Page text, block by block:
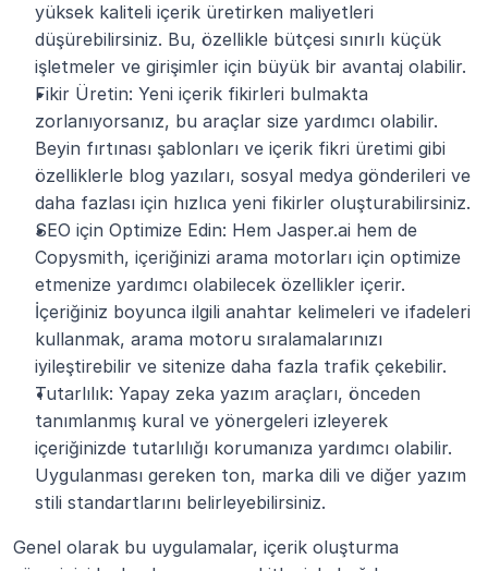
yüksek kaliteli içerik üretirken maliyetleri
düşürebilirsiniz. Bu, özellikle bütçesi sınırlı küçük
işletmeler ve girişimler için büyük bir avantaj olabilir.
Fikir Üretin: Yeni içerik fikirleri bulmakta
zorlanıyorsanız, bu araçlar size yardımcı olabilir.
Beyin fırtınası şablonları ve içerik fikri üretimi gibi
özelliklerle blog yazıları, sosyal medya gönderileri ve
daha fazlası için hızlıca yeni fikirler oluşturabilirsiniz.
SEO için Optimize Edin: Hem Jasper.ai hem de
Copysmith, içeriğinizi arama motorları için optimize
etmenize yardımcı olabilecek özellikler içerir.
İçeriğiniz boyunca ilgili anahtar kelimeleri ve ifadeleri
kullanmak, arama motoru sıralamalarınızı
iyileştirebilir ve sitenize daha fazla trafik çekebilir.
Tutarlılık: Yapay zeka yazım araçları, önceden
tanımlanmış kural ve yönergeleri izleyerek
içeriğinizde tutarlılığı korumanıza yardımcı olabilir.
Uygulanması gereken ton, marka dili ve diğer yazım
stili standartlarını belirleyebilirsiniz.
Genel olarak bu uygulamalar, içerik oluşturma